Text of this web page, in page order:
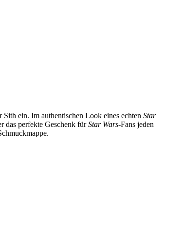
ein. Im authentischen Look eines echten Star
das perfekte Geschenk fürStar Wars-Fans jeden